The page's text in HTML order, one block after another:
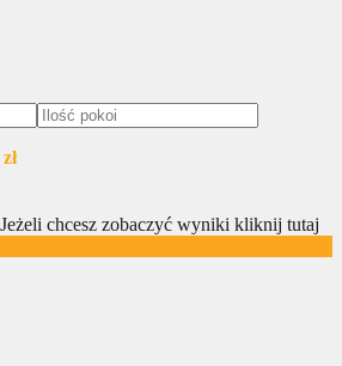
Jeżeli chcesz zobaczyć wyniki kliknij tutaj